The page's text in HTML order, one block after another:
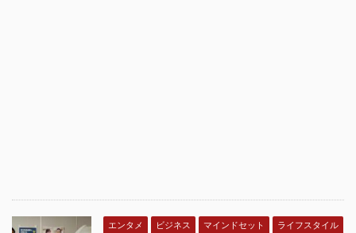
エンタメ ビジネス マインドセット
ライフスタイル